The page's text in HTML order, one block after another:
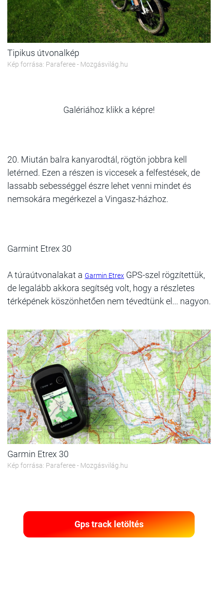
Tipikus útvonalkép
Kép forrása: Paraferee - Mozgásvilág.hu
Galériához klikk a képre!
20. Miután balra kanyarodtál, rögtön jobbra kell
letérned. Ezen a részen is viccesek a felfestések, de
lassabb sebességgel észre lehet venni mindet és
nemsokára megérkezel a Vingasz-házhoz.
Garmint Etrex 30
A túraútvonalakat a Garmin Etrex GPS-szel rögzítettük,
de legalább akkora segítség volt, hogy a részletes
térképének köszönhetően nem tévedtünk el... nagyon.
Garmin Etrex 30
Kép forrása: Paraferee - Mozgásvilág.hu
Gps track letöltés